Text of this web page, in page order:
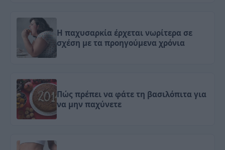
Η παχυσαρκία έρχεται νωρίτερα σε
σχέση με τα προηγούμενα χρόνια
Πώς πρέπει να φάτε τη βασιλόπιτα για
να μην παχύνετε